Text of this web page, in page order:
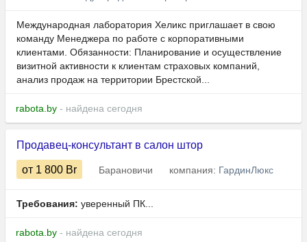
Международная лаборатория Хеликс приглашает в свою
команду Менеджера по работе с корпоративными
клиентами. Обязанности: Планирование и осуществление
визитной активности к клиентам страховых компаний,
анализ продаж на территории Брестской...
rabota.by - найдена сегодня
Продавец-консультант в салон штор
от 1 800 Br Барановичи компания: ГардинЛюкс
Требования: уверенный ПК...
rabota.by - найдена сегодня